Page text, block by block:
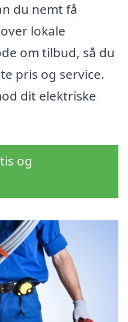
du nemt få
lokale
om tilbud, så du
pris og service.
dit elektriske
og